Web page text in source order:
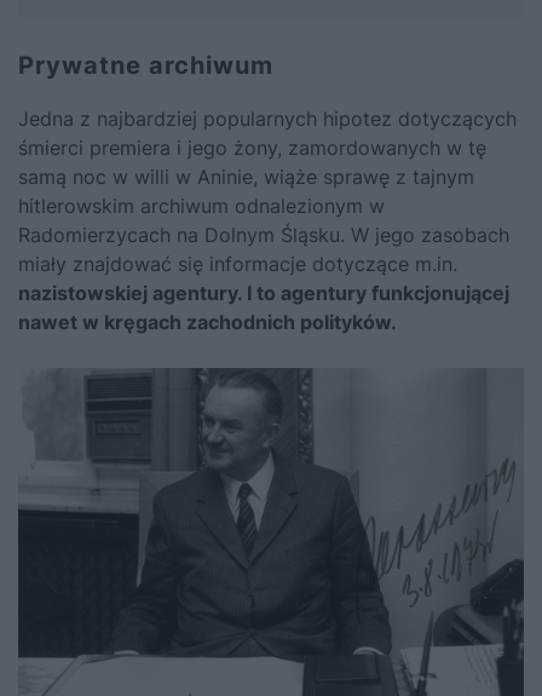
Prywatne archiwum
Jedna z najbardziej popularnych hipotez dotyczących
śmierci premiera i jego żony, zamordowanych w tę
samą noc w willi w Aninie, wiąże sprawę z tajnym
hitlerowskim archiwum odnalezionym w
Radomierzycach na Dolnym Śląsku. W jego zasobach
miały znajdować się informacje dotyczące m.in.
nazistowskiej agentury. I to agentury funkcjonującej
nawet w kręgach zachodnich polityków.